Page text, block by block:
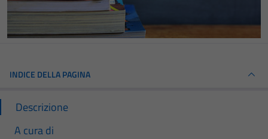
INDICE DELLA PAGINA
Descrizione
A cura di